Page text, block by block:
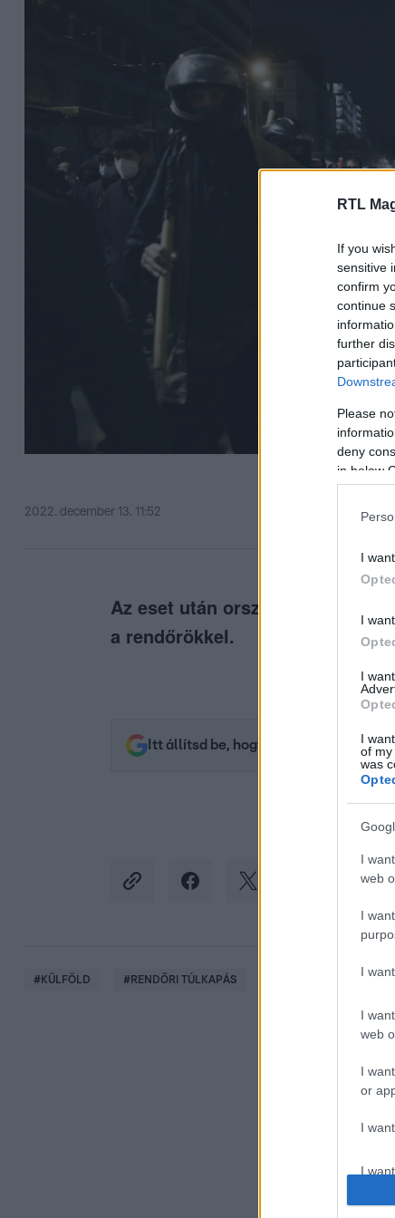
RTL
If you
sensitive
confirm
continue
further
Please
deny
in below
I
I
I
I
of my
was
I
web
I
I
I
web
I
or
I
I
2022. december 13. 11:52
Az eset után országszerte
a rendőrökkel.
Itt állítsd be, hogy az RTL.hu az
#KÜLFÖLD #RENDŐRI TÚLKAPÁS #